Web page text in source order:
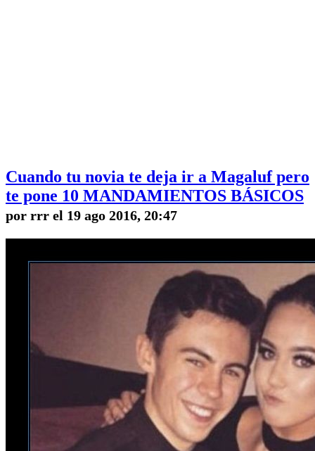
Cuando tu novia te deja ir a Magaluf pero
te pone 10 MANDAMIENTOS BÁSICOS
por rrr el 19 ago 2016, 20:47